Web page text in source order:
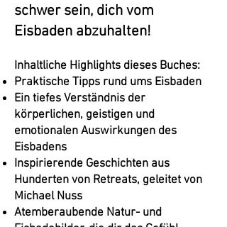
schwer sein, dich vom
Eisbaden abzuhalten!
Inhaltliche Highlights dieses Buches:
Praktische Tipps rund ums Eisbaden
Ein tiefes Verständnis der
körperlichen, geistigen und
emotionalen Auswirkungen des
Eisbadens
Inspirierende Geschichten aus
Hunderten von Retreats, geleitet von
Michael Nuss
Atemberaubende Natur- und